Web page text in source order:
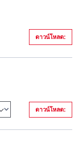
ดาวน์โหลด:
ดาวน์โหลด: